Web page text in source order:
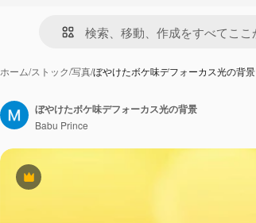
ホーム/ストック/写真/ぼやけたボケ味デフォーカス光の背景
Premium
ぼやけたボケ味デフォーカス光の背景
Babu Prince